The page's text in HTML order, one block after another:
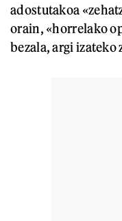
adostutakoa
orain, «horrelako
bezala, argi izateko